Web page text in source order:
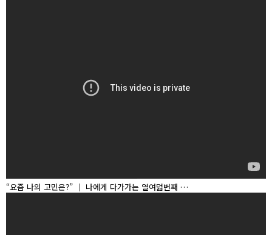
“요즘 나의 고민은?” │ 나에게 다가가는 열여덟번째 …